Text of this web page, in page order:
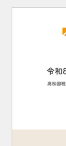
税局
田 美由
係長
師：高